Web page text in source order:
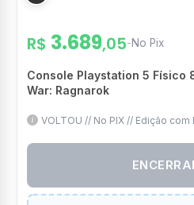
R$ 3.689,05-No Pix
Console Playstation 5 Físico
War: Ragnarok
VOLTOU // No PIX // Edição